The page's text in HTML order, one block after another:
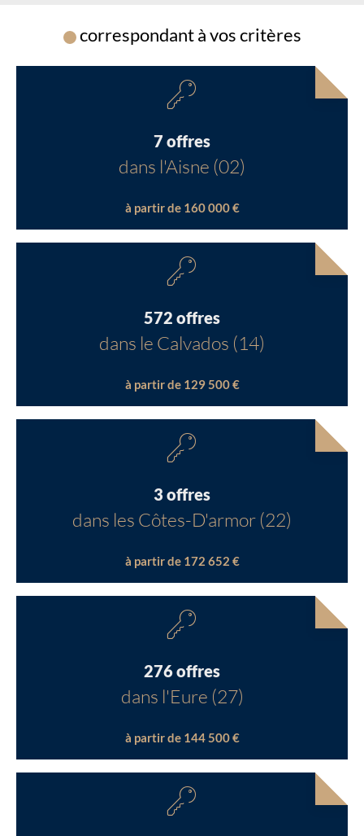
Chargement...
correspondant à vos critères
7 offres
dans l'Aisne (02)
à partir de 160 000 €
572 offres
dans le Calvados (14)
à partir de 129 500 €
3 offres
dans les Côtes-D'armor (22)
à partir de 172 652 €
276 offres
dans l'Eure (27)
à partir de 144 500 €